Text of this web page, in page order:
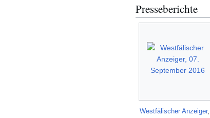
Presseberichte
Westfälischer Anzeiger,